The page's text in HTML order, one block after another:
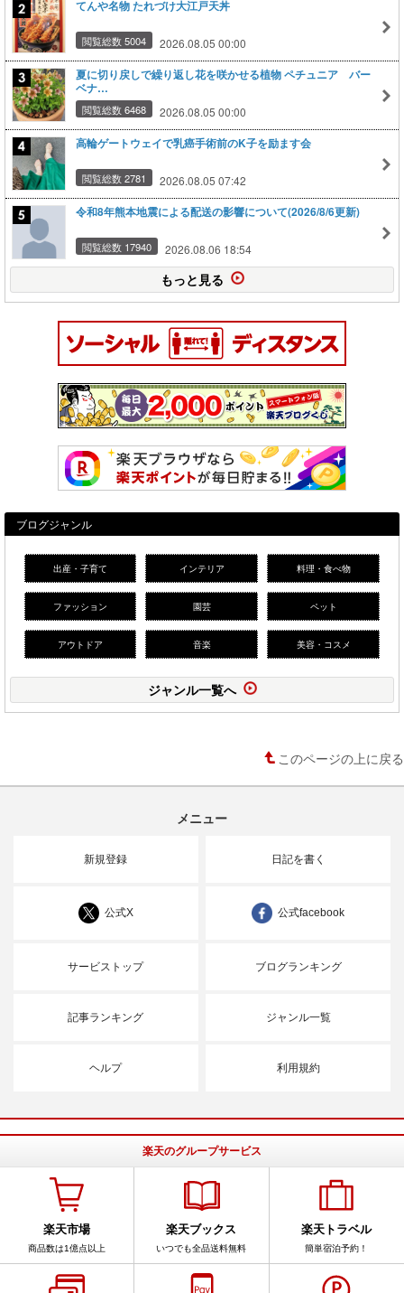
てんや名物 たれづけ大江戸天丼
閲覧総数 5004 2026.08.05 00:00
夏に切り戻しで繰り返し花を咲かせる植物 ペチュニア バー
ベナ…
閲覧総数 6468 2026.08.05 00:00
高輪ゲートウェイで乳癌手術前のK子を励ます会
閲覧総数 2781 2026.08.05 07:42
令和8年熊本地震による配送の影響について(2026/8/6更新)
閲覧総数 17940 2026.08.06 18:54
もっと見る
ブログジャンル
出産・子育て インテリア 料理・食べ物
ファッション 園芸 ペット
アウトドア 音楽 美容・コスメ
ジャンル一覧へ
このページの上に戻る
メニュー
新規登録 日記を書く
公式X 公式facebook
サービストップ ブログランキング
記事ランキング ジャンル一覧
ヘルプ 利用規約
楽天のグループサービス
楽天市場
商品数は1億点以上
楽天ブックス
いつでも全品送料無料
楽天トラベル
簡単宿泊予約！